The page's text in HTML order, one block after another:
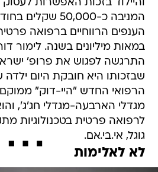
והיילוד בזכות האפשרות
המניבה כ-50,000
הענפים הרווחיים ברפואה
במאות מיליונים בשנה. לימור
התרגשה לפגוש את פרופ' ישראל
מגדלי הארבעה-מגדלי חג'ג',
לרפואה פרטית בטכנולוגיות
גוגל, אי.בי.אם.
לא לאלימות